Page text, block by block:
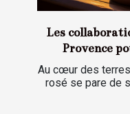
Les
Provence
Au cœur des
rosé se pare de